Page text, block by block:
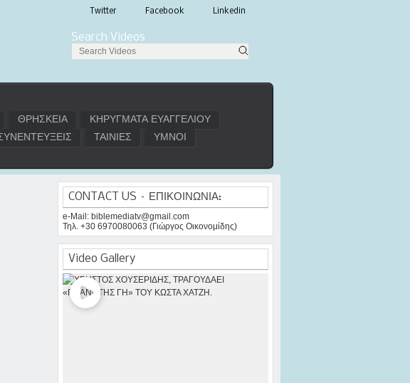
Twitter Facebook Linkedin
Search Videos
ΘΡΗΣΚΕΙΑ
ΚΗΡΥΓΜΑΤΑ ΕΥΑΓΓΕΛΙΟΥ
ΤΑΙΝΙΕΣ ΥΜΝΟΙ
CONTACT US – ΕΠΙΚΟΙΝΩΝΙΑ:
e-Mail: biblemediatv@gmail.com
Τηλ. +30 6970080063 (Γιώργος Οικονομίδης)
Video Gallery